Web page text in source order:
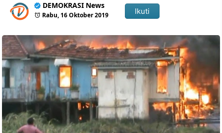
DEMOKRASI News
Rabu, 16 Oktober 2019 Ikuti